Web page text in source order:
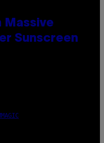
Massive
Sunscreen